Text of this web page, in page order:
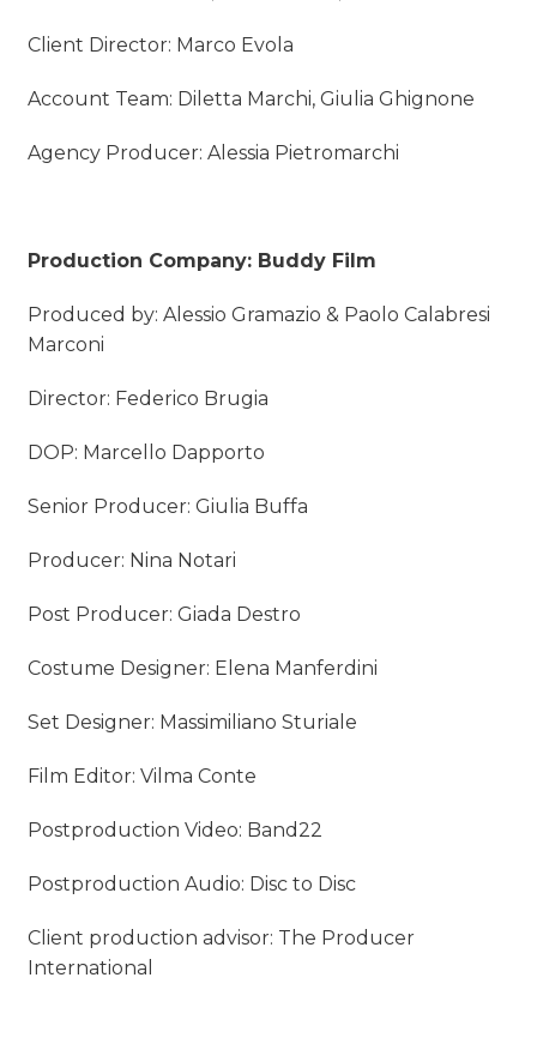
Client Director: Marco Evola
Account Team: Diletta Marchi, Giulia Ghignone
Agency Producer: Alessia Pietromarchi
Production Company: Buddy Film
Produced by: Alessio Gramazio & Paolo Calabresi
Marconi
Director: Federico Brugia
DOP: Marcello Dapporto
Senior Producer: Giulia Buffa
Producer: Nina Notari
Post Producer: Giada Destro
Costume Designer: Elena Manferdini
Set Designer: Massimiliano Sturiale
Film Editor: Vilma Conte
Postproduction Video: Band22
Postproduction Audio: Disc to Disc
Client production advisor: The Producer
International